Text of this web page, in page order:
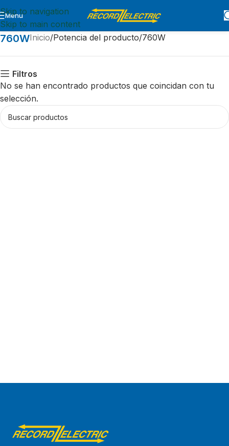
Skip to navigation
Skip to main content
Menu
760WInicio Potencia del producto 760W
Filtros
No se han encontrado productos que coincidan con tu
selección.